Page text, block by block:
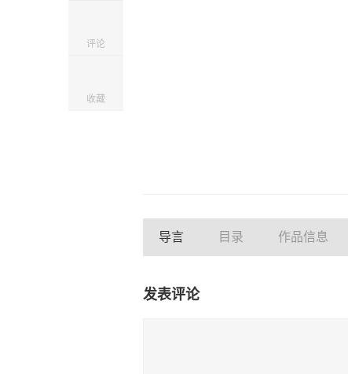
评论
收藏
导言 目录 作品信息
发表评论